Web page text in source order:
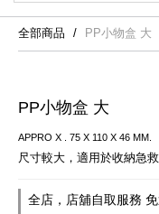
全部商品 PP小物盒 大
PP小物盒 大
APPRO X . 75 X 110 X 46 MM.
尺寸較大，適用於收納急救
全店，店舖自取服務